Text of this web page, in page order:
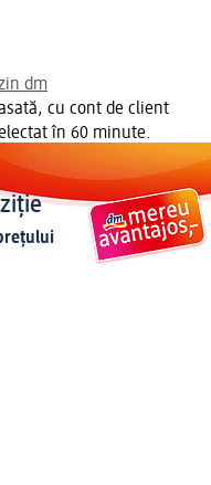
dm
cu cont de client
în 60 minute.